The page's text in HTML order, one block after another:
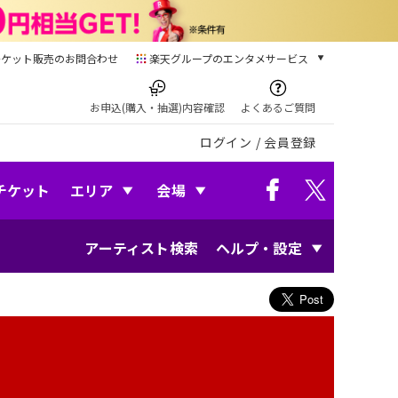
ット販売のお問合わせ 楽天グループのエンタメサービス
本/ゲーム/CD/DVD
楽天ブックス
電子書籍
楽天Kobo
音楽配信
お申込(購入・抽選)内容確認 よくあるご質問
ログイン / 会員登録
ケット エリア 会場
アーティスト検索 ヘルプ・設定